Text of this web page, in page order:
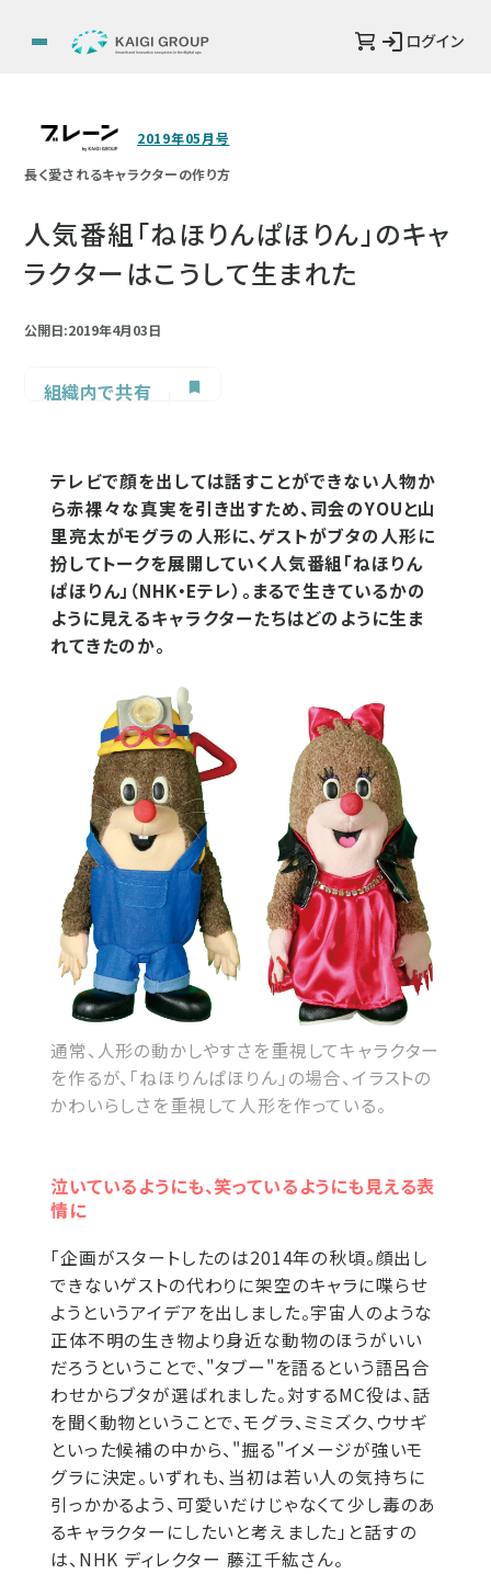
ログイン
2019年05月号
長く愛されるキャラクターの作り方
人気番組「ねほりんぱほりん」のキャ
ラクターはこうして生まれた
公開日:2019年4月03日
組織内で共有
テレビで顔を出しては話すことができない人物か
ら赤裸々な真実を引き出すため、司会のYOUと山
里亮太がモグラの人形に、ゲストがブタの人形に
扮してトークを展開していく人気番組「ねほりん
ぱほりん」（NHK・Eテレ）。まるで生きているかの
ように見えるキャラクターたちはどのように生ま
れてきたのか。
通常、人形の動かしやすさを重視してキャラクター
を作るが、「ねほりんぱほりん」の場合、イラストの
かわいらしさを重視して人形を作っている。
泣いているようにも、笑っているようにも見える表
情に
「企画がスタートしたのは2014年の秋頃。顔出し
できないゲストの代わりに架空のキャラに喋らせ
ようというアイデアを出しました。宇宙人のような
正体不明の生き物より身近な動物のほうがいい
だろうということで、"タブー"を語るという語呂合
わせからブタが選ばれました。対するMC役は、話
を聞く動物ということで、モグラ、ミミズク、ウサギ
といった候補の中から、"掘る"イメージが強いモ
グラに決定。いずれも、当初は若い人の気持ちに
引っかかるよう、可愛いだけじゃなくて少し毒のあ
るキャラクターにしたいと考えました」と話すの
は、NHK ディレクター 藤江千紘さん。